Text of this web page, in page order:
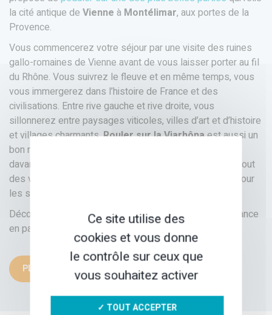
la cité antique de Vienne à Montélimar, aux portes de la
Provence.
Vous commencerez votre séjour par une visite des ruines
gallo-romaines de Vienne avant de vous laisser porter au fil
du Rhône. Vous suivrez le fleuve et en même temps, vous
vous immergerez dans l’histoire de France et des
civilisations. Entre rive gauche et rive droite, vous
sillonnerez entre paysages viticoles, villes d’art et d’histoire
et villages charmants.Rouler sur la Viarhônaest aussi un
bon moyen d’appréhender le terroir pour apprécier
davantage les dégustations des produits locaux et surtout
des vins du Rhône comme le
. Un régal pour
les sens !
Découvrez plein d’autres idées de voyage à vélo en France
en parcourant toutes nos destinations.
PLUS D’INSPIRATIONS
Ce site utilise des
cookies et vous donne
le contrôle sur ceux que
vous souhaitez activer
✓ TOUT ACCEPTER